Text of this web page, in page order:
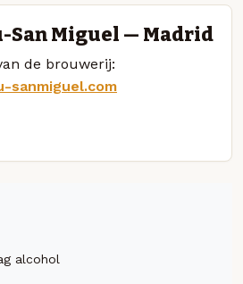
San Miguel — Madrid
de brouwerij:
sanmiguel.com
alcohol